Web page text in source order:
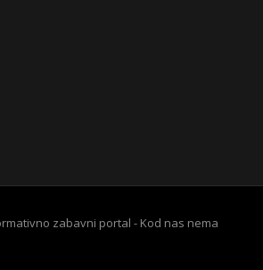
zabavni portal - Kod nas nema